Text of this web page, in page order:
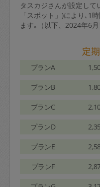
タスカジさんが設定し
「スポット」)により､1
ます｡（以下、2024年6
定
プランA
プランB
プランC
プランD
プランE
プランF